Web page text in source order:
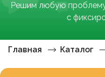
Решим любую
с
Главная Каталог